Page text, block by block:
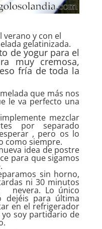
y con el
gelatinizada.
de yogur para el
muy cremosa,
fría de toda la
que más nos
le va perfecto una
mezclar
por separado
, pero os lo
como siempre.
idea de postre
para que sigamos
sin horno,
ni 30 minutos
nevera. Lo único
para última
en el refrigerador
soy partidario de